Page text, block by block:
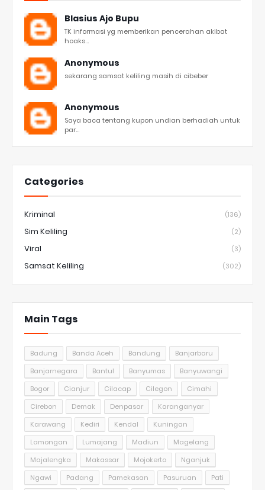
Blasius Ajo Bupu
TK informasi yg memberikan pencerahan akibat
hoaks...
Anonymous
sekarang samsat keliling masih di cibeber
Anonymous
Saya baca tentang kupon undian berhadiah untuk
par...
Categories
Kriminal (136)
Sim Keliling (2)
Viral (3)
Samsat Keliling (302)
Main Tags
Badung Banda Aceh Bandung
Banjarbaru
Banjarnegara
Bantul Banyumas
Banyuwangi
Bogor
Cianjur Cilacap Cilegon
Cimahi
Cirebon
Demak Denpasar
Karanganyar
Karawang
Kediri Kendal
Kuningan
Lamongan
Lumajang Madiun
Magelang
Majalengka
Makassar Mojokerto
Nganjuk
Ngawi
Padang Pamekasan Pasuruan
Pati